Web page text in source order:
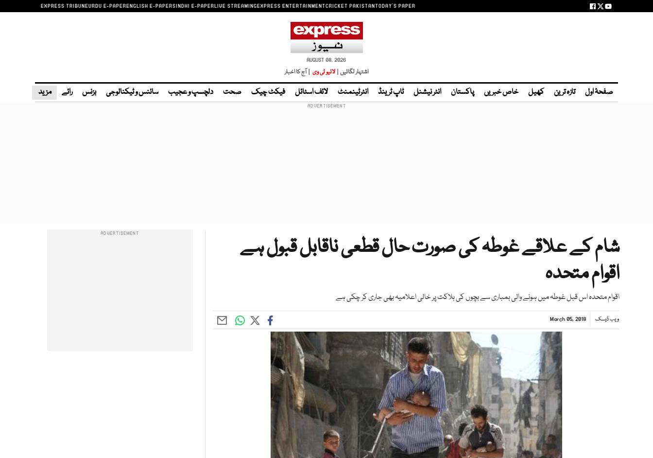
EXPRESS TRIBUNEURDU E-PAPERENGLISH E-PAPERSINDHI E-PAPERLIVE STREAMINGEXPRESS ENTERTAINMENTCRICKET PAKISTANTODAY'S PAPER
AUGUST 08, 2026
اشتہار لگائیں | لائیو ٹی وی | آج کا اخبار
صفحۂ اول تازہ ترین کھیل خاص خبریں پاکستان انٹر نیشنل ٹاپ ٹرینڈ انٹرٹینمنٹ لائف اسٹائل فیکٹ چیک صحت دلچسپ و عجیب سائنس و ٹیکنالوجی بزنس رائے مزید
شام کے علاقے غوطہ کی صورت حال قطعی ناقابل قبول ہے
اقوام متحدہ
اقوام متحدہ اس قبل غوطہ میں ہونے والی بمباری سے بچوں کی ہلاکت پر خالی اعلامیہ بھی جاری کر چکی ہے
ویب ڈیسک March 05, 2018